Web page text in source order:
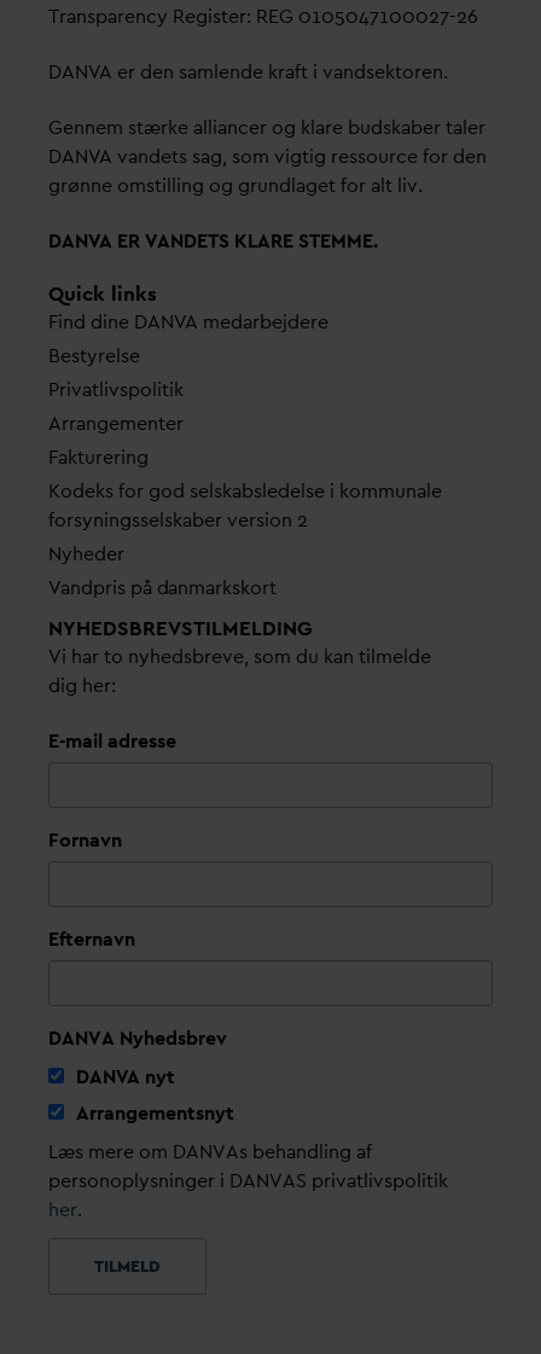
Transparency Register: REG 0105047100027-26
DANVA er den samlende kraft i vandsektoren.
Gennem stærke alliancer og klare budskaber taler
DANVA vandets sag, som vigtig ressource for den
grønne omstilling og grundlaget for alt liv.
DANVA ERVANDETS KLARE STEMME.
Quick links
Find dine DANVA medarbejdere
Bestyrelse
Privatlivspolitik
Arrangementer
Fakturering
Kodeks for god selskabsledelse i kommunale
forsyningsselskaber version 2
Nyheder
Vandpris på danmarkskort
NYHEDSBREVS­TILMELDING
Vi har to nyhedsbreve, som du kan tilmelde
dig her:
E-mail adresse
Fornavn
Efternavn
DANVA Nyhedsbrev
DANVA nyt
Arrangementsnyt
Læs mere om DANVAs behandling af
personoplysninger i DANVAS privatlivspolitik
her.